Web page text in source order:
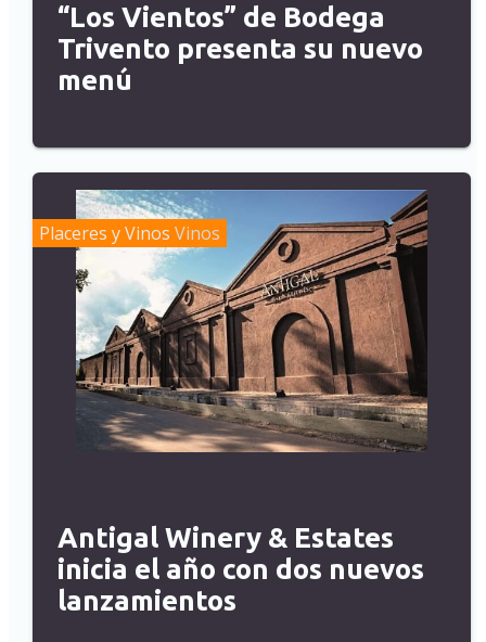
“Los Vientos” de Bodega
Trivento presenta su nuevo
menú
Placeres y Vinos Vinos
Antigal Winery & Estates
inicia el año con dos nuevos
lanzamientos